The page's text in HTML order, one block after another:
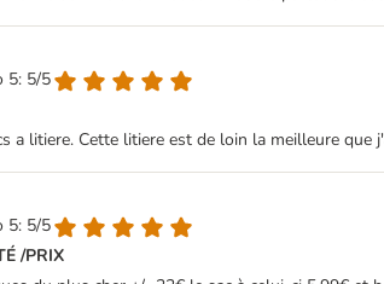
5: 5/5
a litiere. Cette litiere est de loin la meilleure
5: 5/5
/PRIX